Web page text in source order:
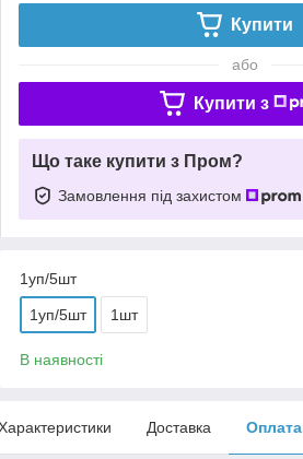
Купити
або
Купити з
Що таке купити з Пром?
Замовлення під захистом
1уп/5шт
1уп/5шт 1шт
В наявності
Доставка Оплата